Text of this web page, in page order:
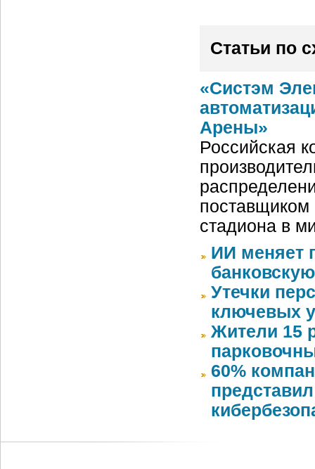
Статьи по
«Систэм
Арены»
Российская
поставщиком
стадиона в
ИИ меняет
Утечки
ключевых
Жители 15
60%